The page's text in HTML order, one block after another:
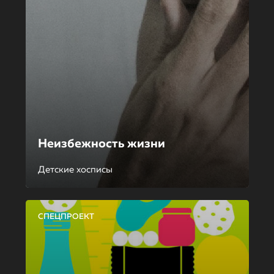
Неизбежность жизни
Детские хосписы
СПЕЦПРОЕКТ